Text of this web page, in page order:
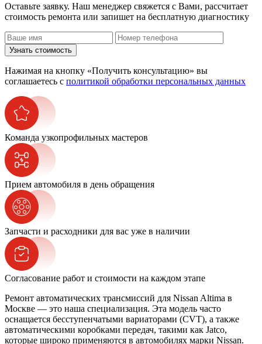
Оставьте заявку. Наш менеджер свяжется с Вами, расcчитает
стоимость ремонта или запишет на бесплатную диагностику
Узнать стоимость
Нажимая на кнопку «Получить консультацию» вы
соглашаетесь с политикой обработки персональных данных
Команда узкопрофильных мастеров
Прием автомобиля в день обращения
Запчасти и расходники для вас уже в наличии
Согласование работ и стоимости на каждом этапе
Ремонт автоматических трансмиссий для Nissan Altima в
Москве — это наша специализация. Эта модель часто
оснащается бесступенчатыми вариаторами (CVT), а также
автоматическими коробками передач, такими как Jatco,
которые широко применяются в автомобилях марки Nissan.